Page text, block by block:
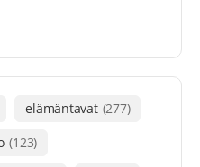
elämäntavat (277)
(123)